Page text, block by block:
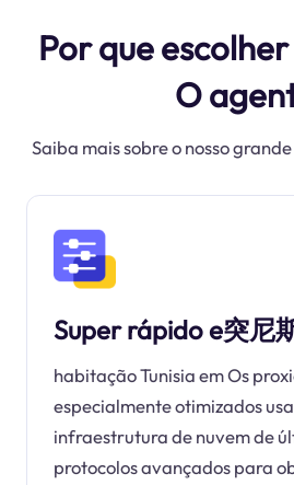
Por que
O
Saiba mais sobre o nosso
Super rápido e突尼
habitação Tunisia em Os
especialmente otimizados
infraestrutura de nuvem de
protocolos avançados para